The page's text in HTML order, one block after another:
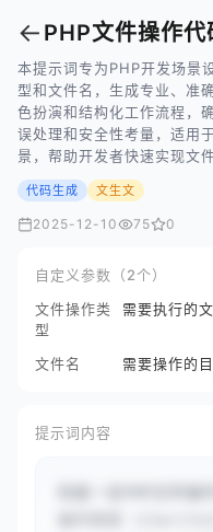
← PHP文件操作代
本提示词专为PHP开发场景
型和文件名，生成专业、准
色扮演和结构化工作流程，
误处理和安全性考量，适用
景，帮助开发者快速实现文
代码生成 文生文
2025-12-10 75 0
自定义参数（2个）
文件操作类
型
需要执行的
文件名 需要操作的
提示词内容